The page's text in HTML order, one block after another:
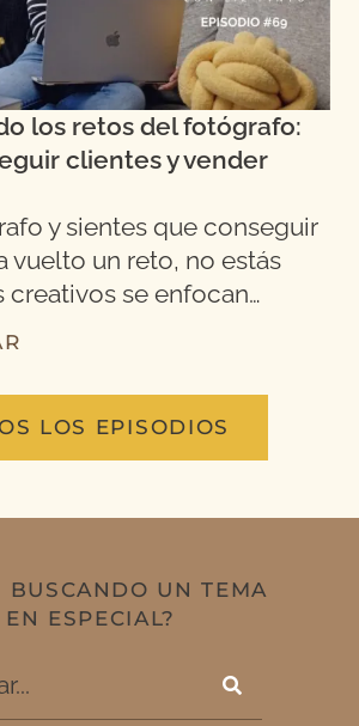
los retos del fotógrafo:
clientes y vender
y sientes que conseguir
vuelto un reto, no estás
creativos se enfocan…
LOS EPISODIOS
BUSCANDO UN TEMA
EN ESPECIAL?